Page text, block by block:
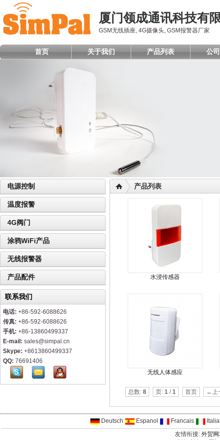
厦门领成通讯科技有
GSM无线插座, 4G摄像头, GSM报警器厂家
首页 关于我们 产品列表 公
电源控制
温度报警
4G阀门
涂鸦WiFi产品
无线报警器
产品配件
联系我们
电话: +86-592-6088626
传真: +86-592-6088626
手机: +86-13860499337
E-mail: sales@simpal.cn
Skype: +8613860499337
QQ: 76691406
产品列表
水浸传感器
无线人体感应
总数: 8 页: 1 /1 首页 ←上
Deutsch Espanol Francais
友情衔接: 外贸